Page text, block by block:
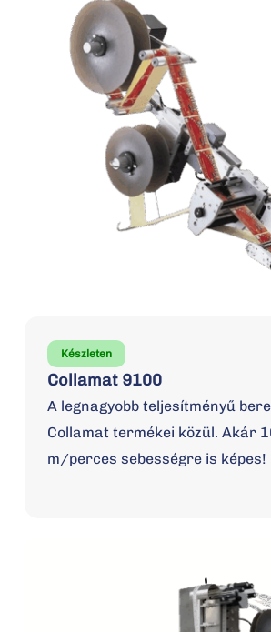
Collamat 9100
Készleten
A legnagyobb teljesítményű
Collamat termékei közül. Akár
m/perces sebességre is képes!